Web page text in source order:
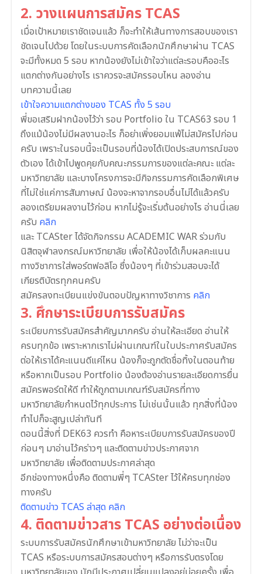
2. วางแผนการสมัคร TCAS
เมื่อเป้าหมายเราชัดเจนแล้ว ก็จะทำให้เส้นทางการสอบของเรา
ชัดเจนไปด้วย โดยในระบบการคัดเลือกนักศึกษาผ่าน TCAS
จะมีทั้งหมด 5 รอบ หากน้องยังไม่เข้าใจว่าแต่ละรอบคืออะไร
แตกต่างกันอย่างไร เราควรจะสมัครรอบไหน ลองอ่าน
บทความนี้เลย
เข้าใจความแตกต่างของ TCAS ทั้ง 5 รอบ
พี่ขอเสริมฝากน้องไว้ว่า รอบ Portfolio ใน TCAS63 รอบ 1
ถึงแม้น้องไม่มีผลงานอะไร ก็อย่าเพิ่งยอมแพ้ไม่สมัครไปก่อน
ครับ เพราะในรอบนี้จะเป็นรอบที่น้องได้เปิดประสบการณ์ของ
ตัวเอง ได้เข้าไปพูดคุยกับคณะกรรมการของแต่ละคณะ แต่ละ
มหาวิทยาลัย และบางโครงการจะมีกิจกรรมการคัดเลือกพิเศษ
ที่ไม่ใช่แค่การสัมภาษณ์ น้องจะหาจากรอบอื่นไม่ได้แล้วครับ
ลองเตรียมผลงานไว้ก่อน หากไม่รู้จะเริ่มต้นอย่างไร อ่านนี่เลย
ครับ คลิก
และ TCASter ได้จัดกิจกรรม ACADEMIC WAR ร่วมกับ
นิสิตจุฬาลงกรณ์มหาวิทยาลัย เพื่อให้น้องได้เก็บผลคะแนน
ทางวิชาการใส่พอร์ตฟอลิโอ ซึ่งน้องๆ ที่เข้าร่วมสอบจะได้
เกียรติบัตรทุกคนครับ
สมัครลงทะเบียนแข่งขันตอบปัญหาทางวิชาการ คลิก
3. ศึกษาระเบียบการรับสมัคร
ระเบียบการรับสมัครสำคัญมากครับ อ่านให้ละเอียด อ่านให้
ครบทุกข้อ เพราะหากเราไม่ผ่านเกณฑ์ในใบประกาศรับสมัคร
ต่อให้เราได้คะแนนดีแค่ไหน น้องก็จะถูกตัดชื่อทิ้งในตอนท้าย
หรือหากเป็นรอบ Portfolio น้องต้องอ่านรายละเอียดการยื่น
สมัครพอร์ตให้ดี ทำให้ถูกตามเกณฑ์รับสมัครที่ทาง
มหาวิทยาลัยกำหนดไว้ทุกประการ ไม่เช่นนั้นแล้ว ทุกสิ่งที่น้อง
ทำไปก็จะสูญเปล่าทันที
ตอนนี้สิ่งที่ DEK63 ควรทำ คือหาระเบียบการรับสมัครของปี
ก่อนๆ มาอ่านไว้คร่าวๆ และติดตามข่าวประกาศจาก
มหาวิทยาลัย เพื่อติดตามประกาศล่าสุด
อีกช่องทางหนึ่งคือ ติดตามพี่ๆ TCASter ไว้ให้ครบทุกช่อง
ทางครับ
ติดตามข่าว TCAS ล่าสุด คลิก
4. ติดตามข่าวสาร TCAS อย่างต่อเนื่อง
ระบบการรับสมัครนักศึกษาเข้ามหาวิทยาลัย ไม่ว่าจะเป็น
TCAS หรือระบบการสมัครสอบต่างๆ หรือการรับตรงโดย